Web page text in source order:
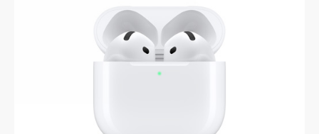
соответствуют итоговой сумме при оформлении
Удобная оплата с возможностью оформлять
покупки по всем ассортиментам с рассрочкой.
При необходимости можно уточнить детали по
Курьерская служба работает ежедневно и